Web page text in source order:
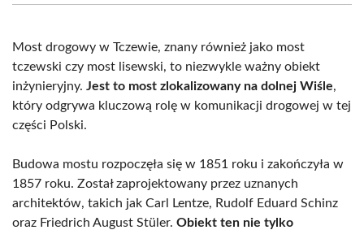
(Twitter)
Most drogowy w Tczewie, znany również jako most
tczewski czy most lisewski, to niezwykle ważny obiekt
inżynieryjny. Jest to most zlokalizowany na dolnej Wiśle,
który odgrywa kluczową rolę w komunikacji drogowej w tej
części Polski.
Budowa mostu rozpoczęła się w 1851 roku i zakończyła w
1857 roku. Został zaprojektowany przez uznanych
architektów, takich jak Carl Lentze, Rudolf Eduard Schinz
oraz Friedrich August Stüler. Obiekt ten nie tylko